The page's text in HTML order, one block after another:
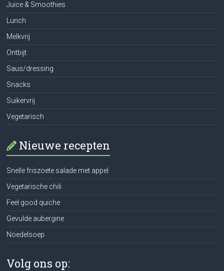
Juice & Smoothies
Lunch
Melkvrij
Ontbijt
Saus/dressing
Snacks
Suikervrij
Vegetarisch
Nieuwe recepten
Snelle friszoete salade met appel
Vegetarische chili
Feel good quiche
Gevulde aubergine
Noedelsoep
Volg ons op: